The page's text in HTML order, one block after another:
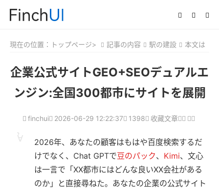
現在の位置： トップページ> 記事の内容 駅の建設 本文は
企業公式サイトGEO+SEOデュアルエ
ンジン:全国300都市にサイトを展開
finchui 2026-06-29 12:22:37 1398 收藏文章
2026年、あなたの顧客はもはや百度検索するだ
けでなく、Chat GPTで豆のパック、 Kimi、文心
は一言で「XX都市にはどんな良いXX会社がある
のか」と直接尋ねた。あなたの企業の公式サイト